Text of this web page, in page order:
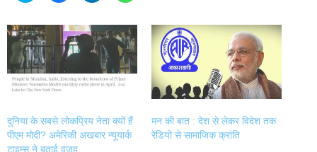
share
Twitter
(Opens
in
new
window)
share
Facebook
(Opens
in
new
window)
share
LinkedIn
(Opens
in
new
window)
WhatsApp
(Opens
in
new
window)
दुनिया के सबसे लोकप्रिय नेता क्यों हैं
पीएम मोदी? अमेरिकी अखबार न्यूयार्क
टाइम्स ने बताई वजह
मन की बात : देश से लेकर विदेश तक
रेडियो से सामाजिक क्रांति